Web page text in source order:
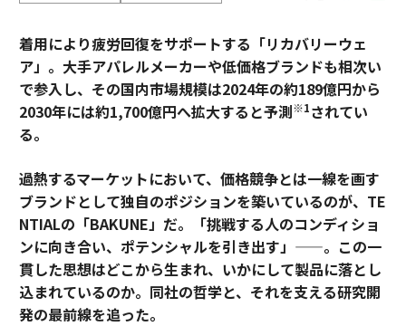
着用により疲労回復をサポートする「リカバリーウェ
ア」。大手アパレルメーカーや低価格ブランドも相次い
で参入し、その国内市場規模は2024年の約189億円から
2030年には約1,700億円へ拡大すると予測※1されてい
る。
過熱するマーケットにおいて、価格競争とは一線を画す
ブランドとして独自のポジションを築いているのが、TE
NTIALの「BAKUNE」だ。「挑戦する人のコンディショ
ンに向き合い、ポテンシャルを引き出す」——。この一
貫した思想はどこから生まれ、いかにして製品に落とし
込まれているのか。同社の哲学と、それを支える研究開
発の最前線を追った。